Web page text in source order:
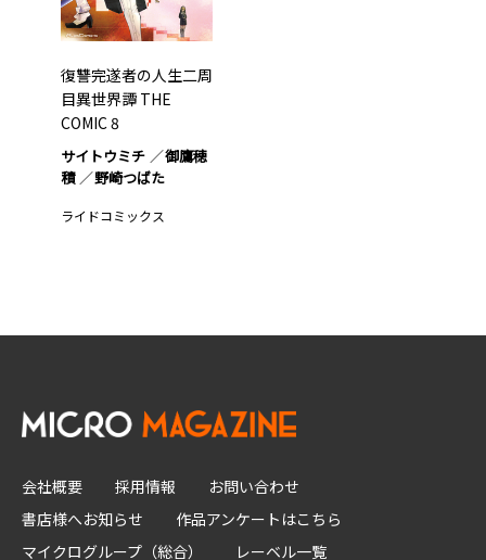
復讐完遂者の人生二周
目異世界譚 THE
COMIC 8
サイトウミチ
御鷹穂
積
野崎つばた
ライドコミックス
会社概要 採用情報
お問い合わせ
書店様へお知らせ
作品アンケートはこちら
マイクログループ（総合）
レーベル一覧